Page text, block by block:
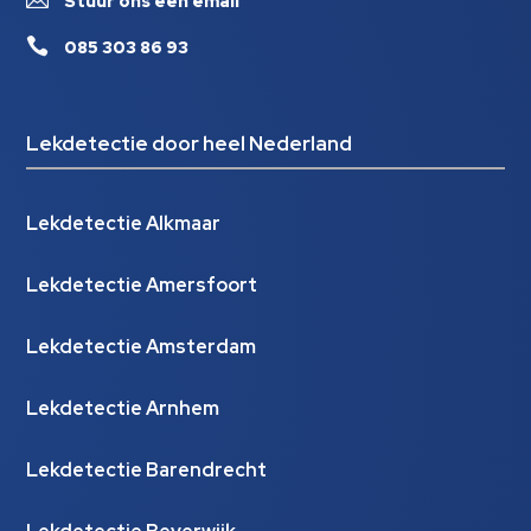
 085 303 86 93
Lekdetectie door heel Nederland
Lekdetectie Alkmaar
Lekdetectie Amersfoort
Lekdetectie Amsterdam
Lekdetectie Arnhem
Lekdetectie Barendrecht